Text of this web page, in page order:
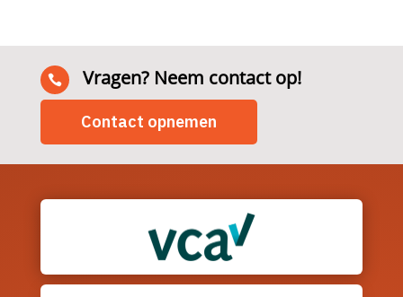
 Vragen? Neem contact op!
Contact opnemen